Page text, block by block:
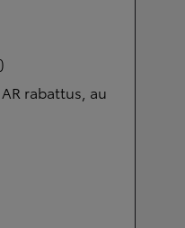
rabattus, au